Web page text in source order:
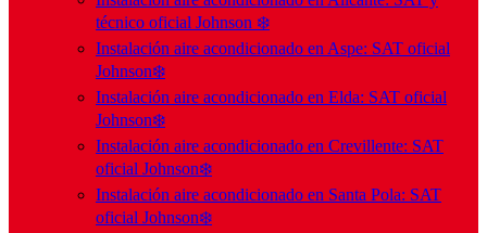
técnico oficial Johnson ❄️
Instalación aire acondicionado en Aspe: SAT oficial
Johnson❄️
Instalación aire acondicionado en Elda: SAT oficial
Johnson❄️
Instalación aire acondicionado en Crevillente: SAT
oficial Johnson❄️
Instalación aire acondicionado en Santa Pola: SAT
oficial Johnson❄️